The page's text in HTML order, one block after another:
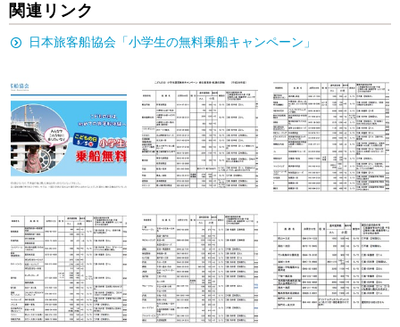
関連リンク
日本旅客船協会「小学生の無料乗船キャンペーン」